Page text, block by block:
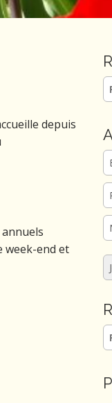
depuis
week-end et